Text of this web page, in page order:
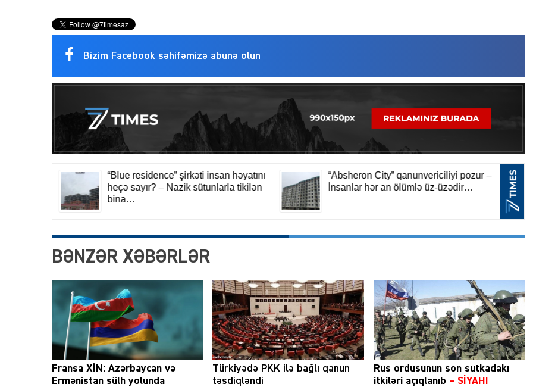
Bizim Facebook səhifəmizə abunə olun
BƏNZƏR XƏBƏRLƏR
Fransa XİN: Azərbaycan və
Ermənistan sülh yolunda
Türkiyədə PKK ilə bağlı qanun
təsdiqləndi
Rus ordusunun son sutkadakı
itkiləri açıqlanıb – SİYAHI